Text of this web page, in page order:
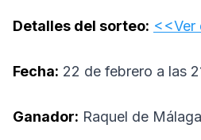
Detalles del sorteo: <<Ver
Fecha: 22 de febrero a las
Ganador: Raquel de